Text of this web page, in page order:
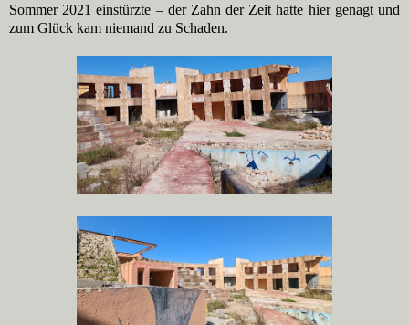
Sommer 2021 einstürzte – der Zahn der Zeit hatte hier genagt und
zum Glück kam niemand zu Schaden.